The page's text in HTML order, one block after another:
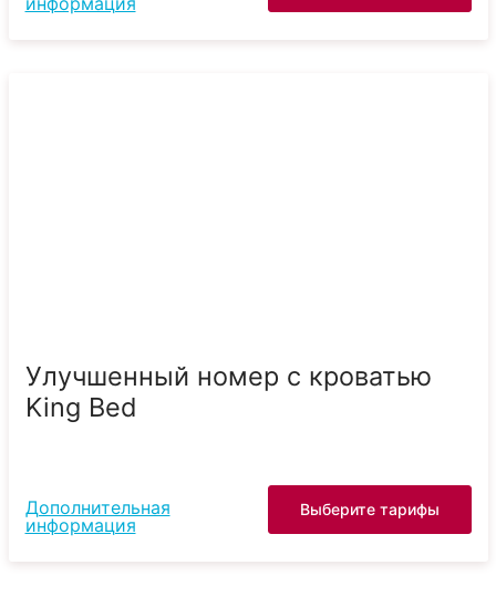
Улучшенный номер с кроватью
King Bed
Дополнительная
информация
Выберите тарифы